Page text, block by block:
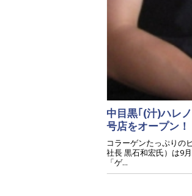
中目黒｢(汁)ハレ
号店をオープン！
コラーゲンたっぷりの
社長 黒石和宏氏）は9
「ゲ...